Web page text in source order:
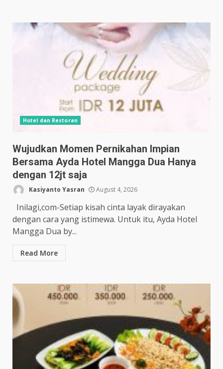
Hotel dan Restoran
Wujudkan Momen Pernikahan Impian
Bersama Ayda Hotel Mangga Dua Hanya
dengan 12jt saja
Kasiyanto Yasran August 4, 2026
Inilagi,com-Setiap kisah cinta layak dirayakan
dengan cara yang istimewa. Untuk itu, Ayda Hotel
Mangga Dua by...
Read More